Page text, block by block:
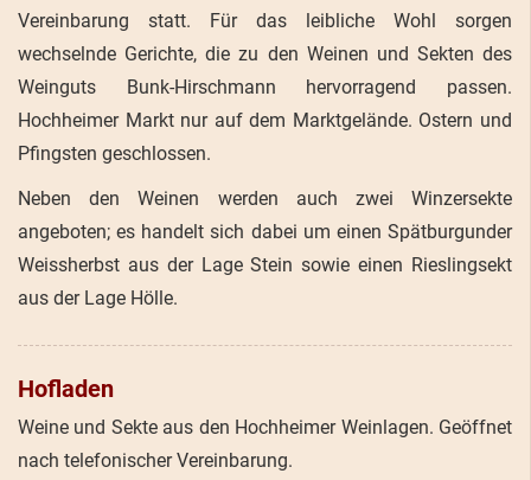
Vereinbarung statt. Für das leibliche Wohl sorgen
wechselnde Gerichte, die zu den Weinen und Sekten des
Weinguts Bunk-Hirschmann hervorragend passen.
Hochheimer Markt nur auf dem Marktgelände. Ostern und
Pfingsten geschlossen.
Neben den Weinen werden auch zwei Winzersekte
angeboten; es handelt sich dabei um einen Spätburgunder
Weissherbst aus der Lage Stein sowie einen Rieslingsekt
aus der Lage Hölle.
Hofladen
Weine und Sekte aus den Hochheimer Weinlagen. Geöffnet
nach telefonischer Vereinbarung.